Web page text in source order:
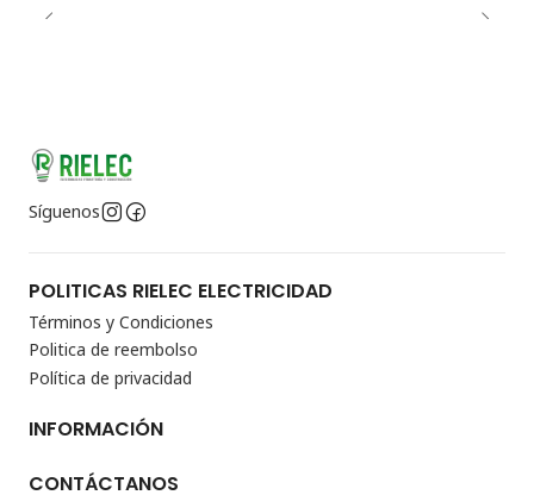
Síguenos
POLITICAS RIELEC ELECTRICIDAD
Términos y Condiciones
Politica de reembolso
Política de privacidad
INFORMACIÓN
CONTÁCTANOS